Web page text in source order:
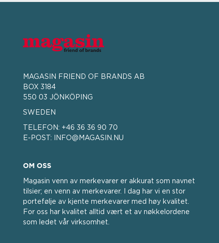
MAGASIN FRIEND OF BRANDS AB
BOX 3184
550 03 JÖNKÖPING
SWEDEN
TELEFON: +46 36 36 90 70
E-POST:
INFO@MAGASIN.NU
OM OSS
Magasin venn av merkevarer er akkurat som navnet
tilsier; en venn av merkevarer. I dag har vi en stor
portefølje av kjente merkevarer med høy kvalitet.
For oss har kvalitet alltid vært et av nøkkelordene
som ledet vår virksomhet.